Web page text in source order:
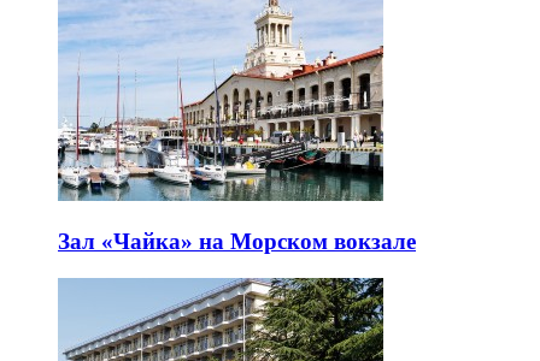
Зал «Чайка» на Морском вокзале